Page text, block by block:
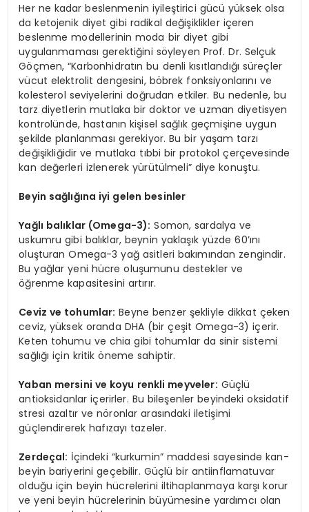
Her ne kadar beslenmenin iyileştirici gücü yüksek olsa
da ketojenik diyet gibi radikal değişiklikler içeren
beslenme modellerinin moda bir diyet gibi
uygulanmaması gerektiğini söyleyen Prof. Dr. Selçuk
Göçmen, “Karbonhidratın bu denli kısıtlandığı süreçler
vücut elektrolit dengesini, böbrek fonksiyonlarını ve
kolesterol seviyelerini doğrudan etkiler. Bu nedenle, bu
tarz diyetlerin mutlaka bir doktor ve uzman diyetisyen
kontrolünde, hastanın kişisel sağlık geçmişine uygun
şekilde planlanması gerekiyor. Bu bir yaşam tarzı
değişikliğidir ve mutlaka tıbbi bir protokol çerçevesinde
kan değerleri izlenerek yürütülmeli” diye konuştu.
Beyin sağlığına iyi gelen besinler
Yağlı balıklar (Omega-3): Somon, sardalya ve
uskumru gibi balıklar, beynin yaklaşık yüzde 60’ını
oluşturan Omega-3 yağ asitleri bakımından zengindir.
Bu yağlar yeni hücre oluşumunu destekler ve
öğrenme kapasitesini artırır.
Ceviz ve tohumlar: Beyne benzer şekliyle dikkat çeken
ceviz, yüksek oranda DHA (bir çeşit Omega-3) içerir.
Keten tohumu ve chia gibi tohumlar da sinir sistemi
sağlığı için kritik öneme sahiptir.
Yaban mersini ve koyu renkli meyveler: Güçlü
antioksidanlar içerirler. Bu bileşenler beyindeki oksidatif
stresi azaltır ve nöronlar arasındaki iletişimi
güçlendirerek hafızayı tazeler.
Zerdeçal: İçindeki “kurkumin” maddesi sayesinde kan-
beyin bariyerini geçebilir. Güçlü bir antiinflamatuvar
olduğu için beyin hücrelerini iltihaplanmaya karşı korur
ve yeni beyin hücrelerinin büyümesine yardımcı olan